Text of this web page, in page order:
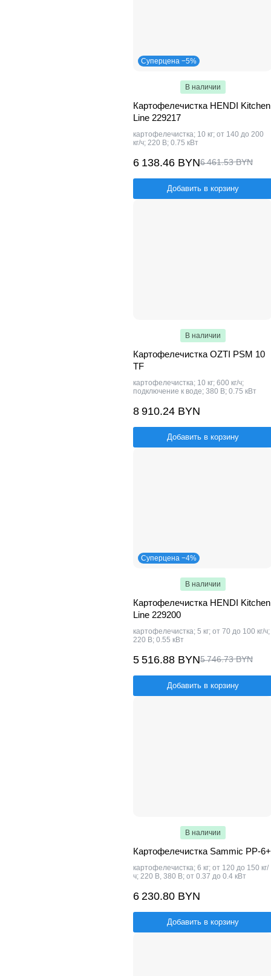
Суперцена −5%
В наличии
Картофелечистка HENDI Kitchen
Line 229217
картофелечистка; 10 кг; от 140 до 200
кг/ч; 220 В; 0.75 кВт
6 138.46 BYN6 461.53 BYN
Добавить в корзину
В наличии
Картофелечистка OZTI PSM 10
TF
картофелечистка; 10 кг; 600 кг/ч;
подключение к воде; 380 В; 0.75 кВт
8 910.24 BYN
Добавить в корзину
Суперцена −4%
В наличии
Картофелечистка HENDI Kitchen
Line 229200
картофелечистка; 5 кг; от 70 до 100 кг/ч;
220 В; 0.55 кВт
5 516.88 BYN5 746.73 BYN
Добавить в корзину
В наличии
Картофелечистка Sammic PP-6+
картофелечистка; 6 кг; от 120 до 150 кг/
ч; 220 В, 380 В; от 0.37 до 0.4 кВт
6 230.80 BYN
Добавить в корзину